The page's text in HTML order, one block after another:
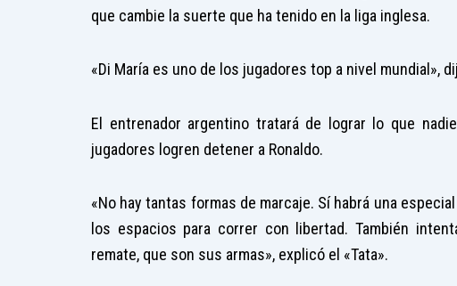
que cambie la suerte que ha tenido en la liga inglesa.
«Di María es uno de los jugadores top a nivel mundial»,
El entrenador argentino tratará de lograr lo que
jugadores logren detener a Ronaldo.
«No hay tantas formas de marcaje. Sí habrá una
los espacios para correr con libertad. También
remate, que son sus armas», explicó el «Tata».